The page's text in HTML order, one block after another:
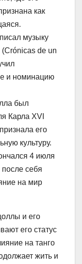
как
музыку
de un
и номинацию
был
Карла XVI
его
культуру.
4 июля
себя
на мир
и его
его статус
на танго
жить и